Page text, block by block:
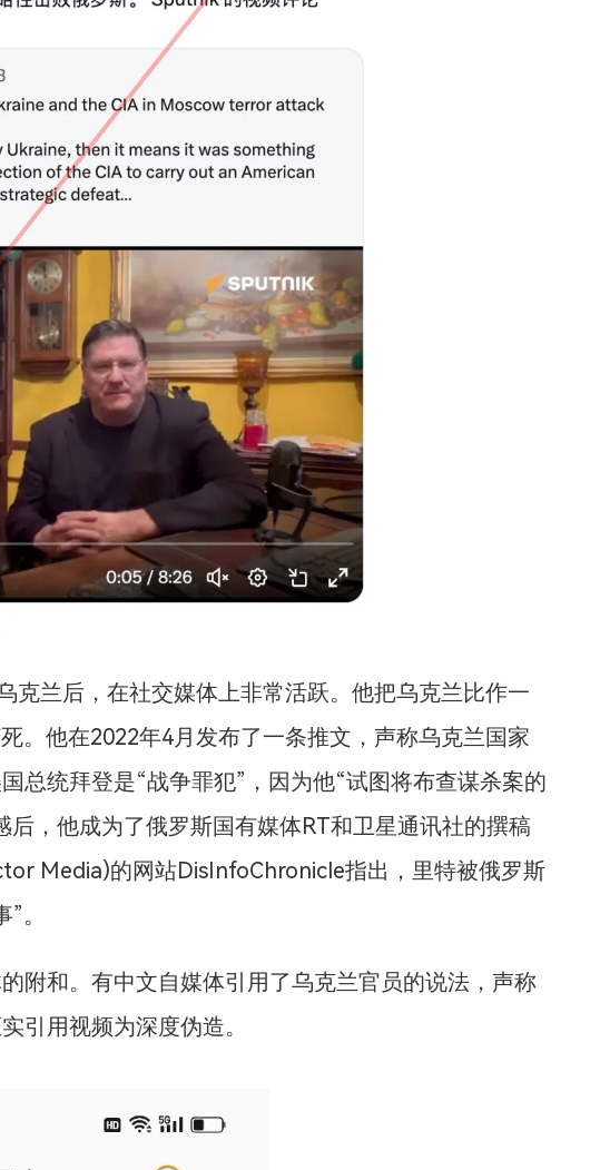
克兰后，在社交媒体上非常活跃。他把乌克兰比作一
。他在2022年4月发布了一条推文，声称乌克兰国家
总统拜登是“战争罪犯”，因为他“试图将布查谋杀案的
后，他成为了俄罗斯国有媒体RT和卫星通讯社的撰稿
Media)的网站DisInfoChronicle指出，里特被俄罗斯
。
附和。有中文自媒体引用了乌克兰官员的说法，声称
引用视频为深度伪造。